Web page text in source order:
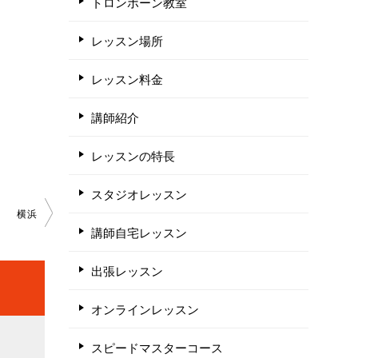
横浜
レッスン場所
レッスン料金
講師紹介
レッスンの特長
スタジオレッスン
講師自宅レッスン
出張レッスン
オンラインレッスン
スピードマスターコース